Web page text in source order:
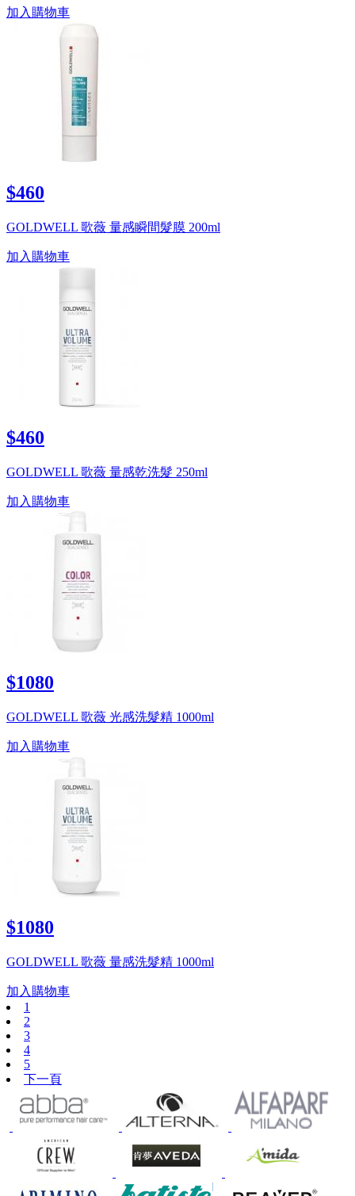
加入購物車
$460
GOLDWELL 歌薇 量感瞬間髮膜 200ml
加入購物車
$460
GOLDWELL 歌薇 量感乾洗髮 250ml
加入購物車
$1080
GOLDWELL 歌薇 光感洗髮精 1000ml
加入購物車
$1080
GOLDWELL 歌薇 量感洗髮精 1000ml
加入購物車
1
2
3
4
5
下一頁